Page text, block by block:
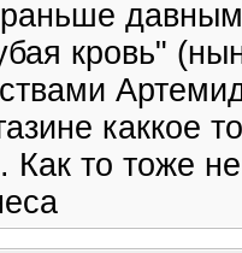
кровь"
каккое
Как то тоже